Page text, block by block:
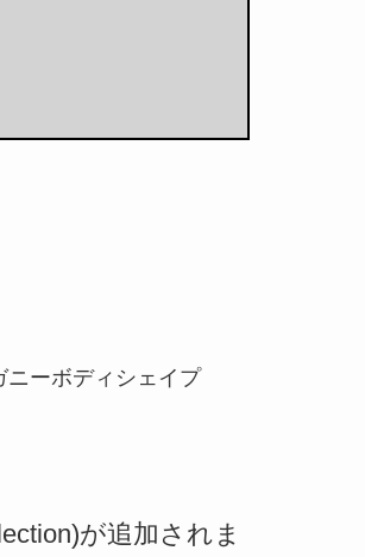
ーボディシェイプ
が追加されま